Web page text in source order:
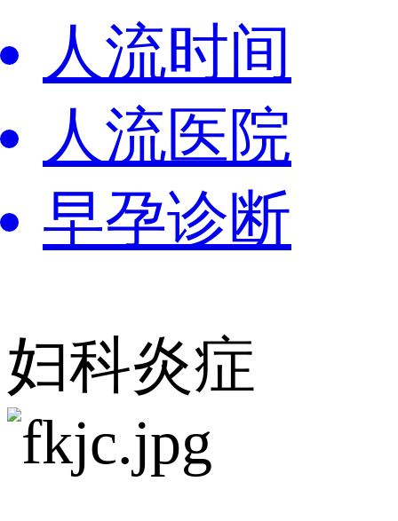
人流时间
人流医院
早孕诊断
妇科炎症